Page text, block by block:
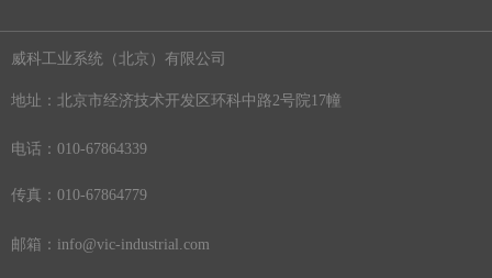
地址：北京市经济技术开发区环科中路2号院17幢
电话：010-67864339
邮箱：info@vic-industrial.com
威科工业系统（北京）有限公司
传真：010-67864779